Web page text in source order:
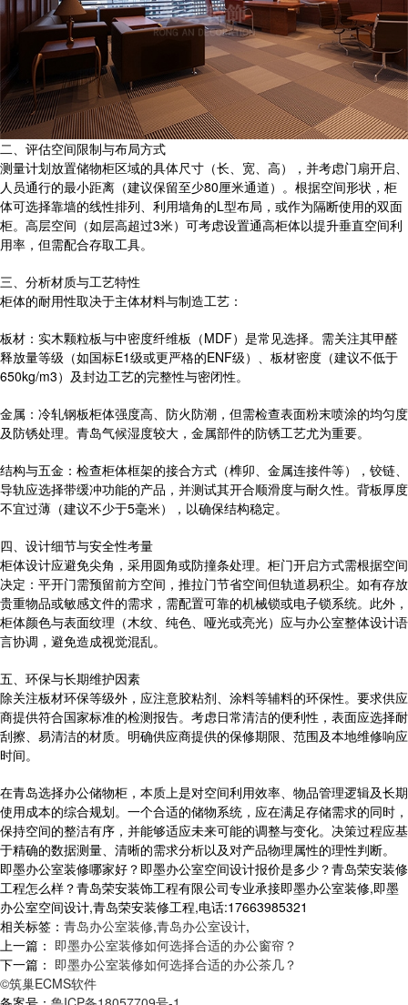
二、评估空间限制与布局方式
测量计划放置储物柜区域的具体尺寸（长、宽、高），并考虑门扇开启、
人员通行的最小距离（建议保留至少80厘米通道）。根据空间形状，柜
体可选择靠墙的线性排列、利用墙角的L型布局，或作为隔断使用的双面
柜。高层空间（如层高超过3米）可考虑设置通高柜体以提升垂直空间利
用率，但需配合存取工具。
三、分析材质与工艺特性
柜体的耐用性取决于主体材料与制造工艺：
板材：实木颗粒板与中密度纤维板（MDF）是常见选择。需关注其甲醛
释放量等级（如国标E1级或更严格的ENF级）、板材密度（建议不低于
650kg/m3）及封边工艺的完整性与密闭性。
金属：冷轧钢板柜体强度高、防火防潮，但需检查表面粉末喷涂的均匀度
及防锈处理。青岛气候湿度较大，金属部件的防锈工艺尤为重要。
结构与五金：检查柜体框架的接合方式（榫卯、金属连接件等），铰链、
导轨应选择带缓冲功能的产品，并测试其开合顺滑度与耐久性。背板厚度
不宜过薄（建议不少于5毫米），以确保结构稳定。
四、设计细节与安全性考量
柜体设计应避免尖角，采用圆角或防撞条处理。柜门开启方式需根据空间
决定：平开门需预留前方空间，推拉门节省空间但轨道易积尘。如有存放
贵重物品或敏感文件的需求，需配置可靠的机械锁或电子锁系统。此外，
柜体颜色与表面纹理（木纹、纯色、哑光或亮光）应与办公室整体设计语
言协调，避免造成视觉混乱。
五、环保与长期维护因素
除关注板材环保等级外，应注意胶粘剂、涂料等辅料的环保性。要求供应
商提供符合国家标准的检测报告。考虑日常清洁的便利性，表面应选择耐
刮擦、易清洁的材质。明确供应商提供的保修期限、范围及本地维修响应
时间。
在青岛选择办公储物柜，本质上是对空间利用效率、物品管理逻辑及长期
使用成本的综合规划。一个合适的储物系统，应在满足存储需求的同时，
保持空间的整洁有序，并能够适应未来可能的调整与变化。决策过程应基
于精确的数据测量、清晰的需求分析以及对产品物理属性的理性判断。
即墨办公室装修哪家好？即墨办公室空间设计报价是多少？青岛荣安装修
工程怎么样？青岛荣安装饰工程有限公司专业承接即墨办公室装修,即墨
办公室空间设计,青岛荣安装修工程,电话:17663985321
相关标签： 青岛办公室装修,青岛办公室设计,
上一篇： 即墨办公室装修如何选择合适的办公窗帘？
下一篇： 即墨办公室装修如何选择合适的办公茶几？
©筑巢ECMS软件